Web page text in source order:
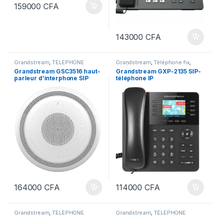
159000CFA
143000CFA
Grandstream,TÉLÉPHONE
MOBILE & IP Téléphonie
d'entreprise
Grandstream GSC3516 haut-
parleur d’interphone SIP
164000CFA
Grandstream,Téléphone fix,
TÉLÉPHONE MOBILE & IP,
Téléphonie d'entreprise
Grandstream GXP-2135 SIP-
téléphone IP
114000CFA
Grandstream ,TÉLÉPHONE Grandstream ,TÉLÉPHONE